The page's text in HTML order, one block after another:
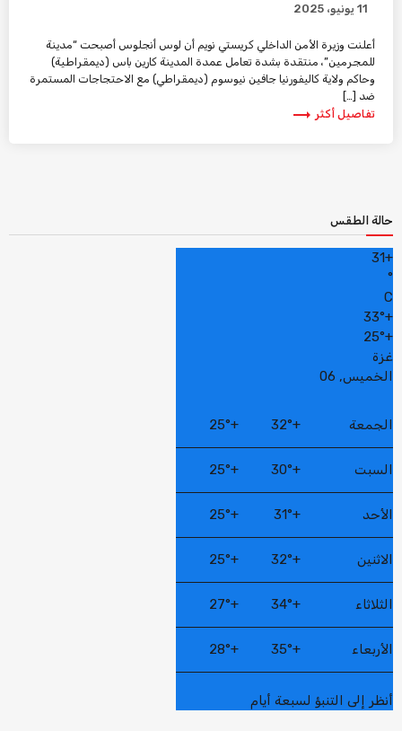
11 يونيو، 2025
أعلنت وزيرة الأمن الداخلي كريستي نويم أن لوس أنجلوس أصبحت “مدينة
للمجرمين”، منتقدة بشدة تعامل عمدة المدينة كارين باس (ديمقراطية)
وحاكم ولاية كاليفورنيا جافين نيوسوم (ديمقراطي) مع الاحتجاجات المستمرة
ضد […]
تفاصيل أكثر trending_flat
حالة الطقس
+
31
°
C
+
33°
+
25°
غزة
الخميس, 06
الجمعة +
32°
+
25°
السبت +
30°
+
25°
الأحد +
31°
+
25°
الاثنين +
32°
+
25°
الثلاثاء +
34°
+
27°
الأربعاء +
35°
+
28°
أنظر إلى التنبؤ لسبعة أيام